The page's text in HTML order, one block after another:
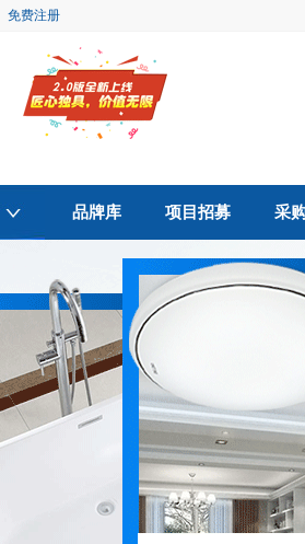
免费注册
品牌库 项目招募 采